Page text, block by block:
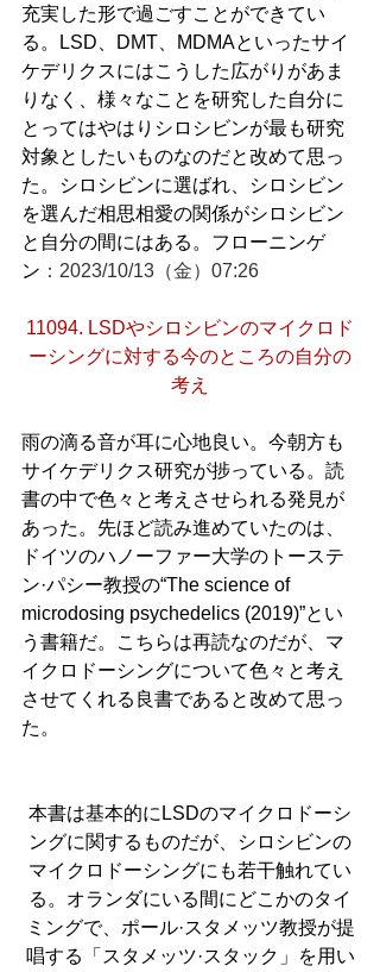
充実した形で過ごすことができてい
る。LSD、DMT、MDMAといったサイ
ケデリクスにはこうした広がりがあま
りなく、様々なことを研究した自分に
とってはやはりシロシビンが最も研究
対象としたいものなのだと改めて思っ
た。シロシビンに選ばれ、シロシビン
を選んだ相思相愛の関係がシロシビン
と自分の間にはある。フローニンゲ
ン ：2023/10/13（金）07:26
11094. LSDやシロシビンのマイクロド
ーシングに対する今のところの自分の
考え
雨の滴る音が耳に心地良い。今朝方も
サイケデリクス研究が捗っている。読
書の中で色々と考えさせられる発見が
あった。先ほど読み進めていたのは、
ドイツのハノーファー大学のトーステ
ン·パシー教授の“The science of
microdosing psychedelics (2019)”とい
う書籍だ。こちらは再読なのだが、マ
イクロドーシングについて色々と考え
させてくれる良書であると改めて思っ
た。
本書は基本的にLSDのマイクロドーシ
ングに関するものだが、シロシビンの
マイクロドーシングにも若干触れてい
る。オランダにいる間にどこかのタイ
ミングで、ポール·スタメッツ教授が提
唱する「スタメッツ·スタック」を用い